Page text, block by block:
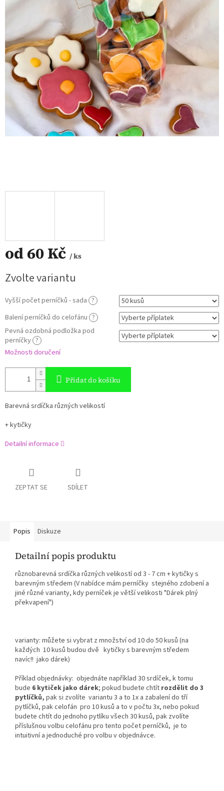
od60 Kč / ks
cena:
Zvolte variantu
Vyšší počet perníčků - sada ?
Balení perníčků do celofánu ?
Pevná ozdobná podložka pod
perníčky ?
Možnosti doručení
Přidat do košíku
Barevná srdíčka různých velikostí
+ kytičky
Detailní informace
ZEPTAT SE SDÍLET
Popis Diskuze
Detailní popis produktu
různobarevná srdíčka různých velikostí od 3 - 7 cm + kytičky s
barevným středem (V nabídce mám perníčky stejného zdobení a
jiné různé varianty, kdy perníček je větší velikosti "Dárek plný
překvapení")
varianty: můžete si vybrat z množství od 10 do 50 kusů (na
každých 10 kusů budou dvě kytičky s barevným středem
navíc!! jako dárek)
Příklad objednávky: objednáte například 30 srdíček, k tomu
bude 6 kytiček jako dárek; pokud budete chtít rozdělit do 3
pytlíčků, pak si zvolíte variantu 3 a to 1x a zabalení do tří
pytlíčků, pak celofán pro 10 kusů a to v počtu 3x, nebo pokud
budete chtít do jednoho pytlíku všech 30 kusů, pak zvolíte
příslušnou volbu celofánu pro tento počet perníčků, je to
intuitivní a jednoduché pro volbu v objednávce.